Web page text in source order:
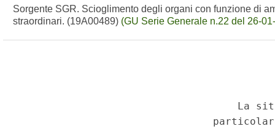
Sorgente SGR. Scioglimento degli organi con funzione di
straordinari. (19A00489) (GU Serie Generale n.22 del 26-